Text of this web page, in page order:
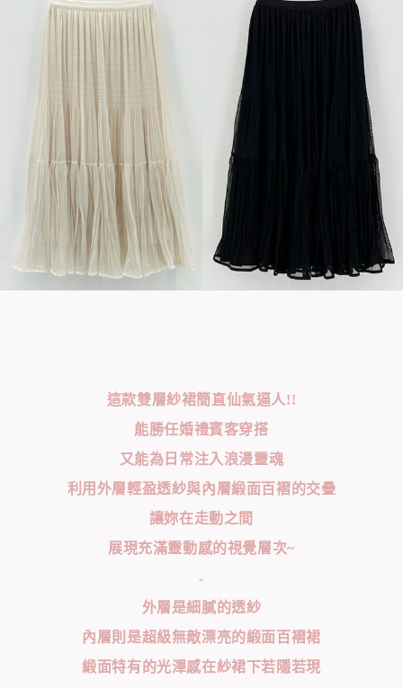
這款雙層紗裙簡直仙氣逼人!!
能勝任婚禮賓客穿搭
又能為日常注入浪漫靈魂
利用外層輕盈透紗與內層緞面百褶的交疊
讓妳在走動之間
展現充滿靈動感的視覺層次~
-
外層是細膩的透紗
內層則是超級無敵漂亮的緞面百褶裙
緞面特有的光澤感在紗裙下若隱若現